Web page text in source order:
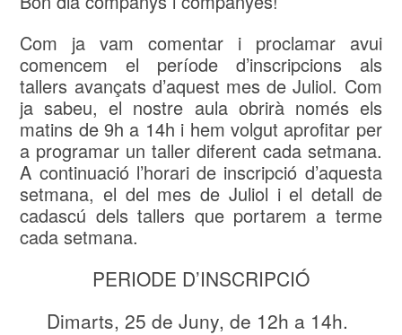
Com ja vam comentar i proclamar avui
comencem el període d’inscripcions als
tallers avançats d’aquest mes de Juliol. Com
ja sabeu, el nostre aula obrirà només els
matins de 9h a 14h i hem volgut aprofitar per
a programar un taller diferent cada setmana.
A continuació l’horari de inscripció d’aquesta
setmana, el del mes de Juliol i el detall de
cadascú dels tallers que portarem a terme
cada setmana.
PERIODE D’INSCRIPCIÓ
Dimarts, 25 de Juny, de 12h a 14h.